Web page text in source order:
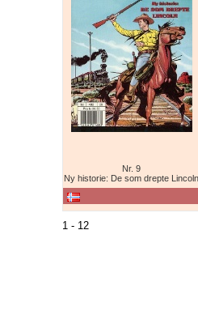
Nr. 9
Ny historie: De som drepte Lincoln
1 - 12